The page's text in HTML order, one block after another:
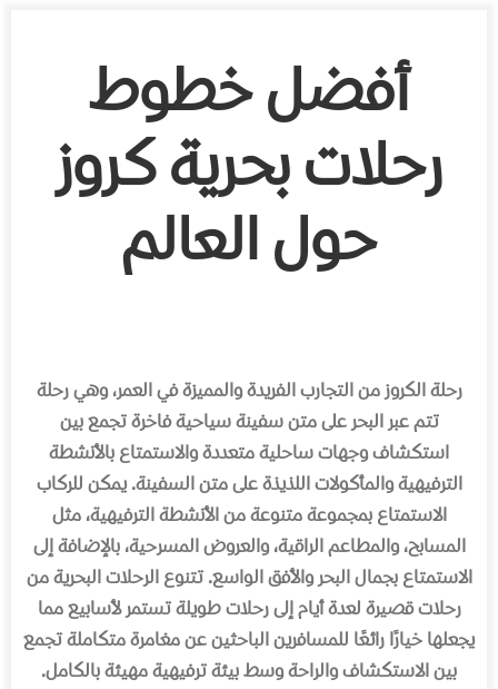
أفضل خطوط
رحلات بحرية كروز
حول العالم
رحلة الكروز من التجارب الفريدة والمميزة في العمر، وهي رحلة
تتم عبر البحر على متن سفينة سياحية فاخرة تجمع بين
استكشاف وجهات ساحلية متعددة والاستمتاع بالأنشطة
الترفيهية والمأكولات اللذيذة على متن السفينة. يمكن للركاب
الاستمتاع بمجموعة متنوعة من الأنشطة الترفيهية، مثل
المسابح، والمطاعم الراقية، والعروض المسرحية، بالإضافة إلى
الاستمتاع بجمال البحر والأفق الواسع. تتنوع الرحلات البحرية من
رحلات قصيرة لعدة أيام إلى رحلات طويلة تستمر لأسابيع مما
يجعلها خيارًا رائعًا للمسافرين الباحثين عن مغامرة متكاملة تجمع
بين الاستكشاف والراحة وسط بيئة ترفيهية مهيئة بالكامل.